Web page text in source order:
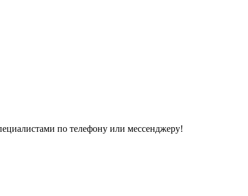
по телефону или мессенджеру!